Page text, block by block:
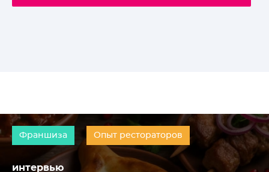
Франшиза Опыт рестораторов
интервью